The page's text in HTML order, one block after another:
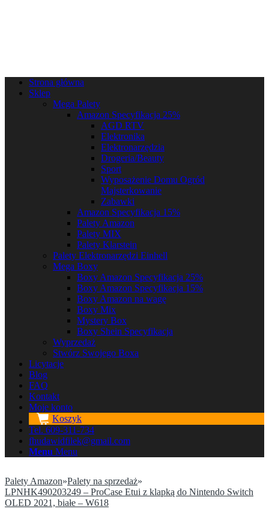
Strona główna
Sklep
Mega Palety
Amazon Specyfikacja 25%
AGD RTV
Elektronika
Elektronarzędzia
Drogeria/Beauty
Sport
Wyposażenie Domu Ogród
Majsterkowanie
Zabawki
Amazon Specyfikacja 15%
Palety Amazon
Palety MIX
Palety Klarstein
Palety Elektronarzędzi Einhell
Mega Boxy
Boxy Amazon Specyfikacja 25%
Boxy Amazon Specyfikacja 15%
Boxy Amazon na wagę
Boxy Mix
Mystery Box
Boxy Shein Specyfikacja
Wyprzedaż
Stwórz Swojego Boxa
Licytacje
Blog
FAQ
Kontakt
Moje konto
Koszyk
Tel. 609-311-734
fhudawidfilek@gmail.com
Menu Menu
Palety Amazon»Palety na sprzedaż»
LPNHK490203249 – ProCase Etui z klapką do Nintendo Switch
OLED 2021, białe – W618